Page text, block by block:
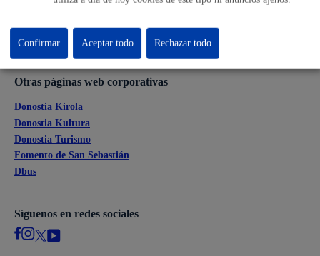
Mapa web
Otras páginas web corporativas
Donostia Kirola
Donostia Kultura
Donostia Turismo
Fomento de San Sebastián
Dbus
Síguenos en redes sociales
Rechazar todo
Confirmar Aceptar todo